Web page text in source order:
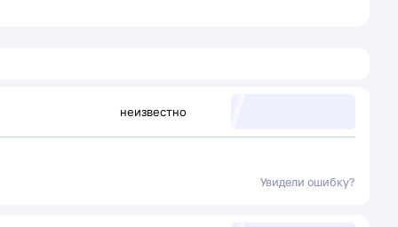
неизвестно
Увидели ошибку?